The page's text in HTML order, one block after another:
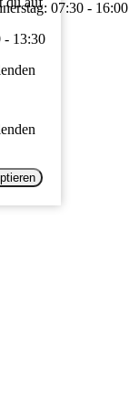
07:30 - 16:00
- 13:30